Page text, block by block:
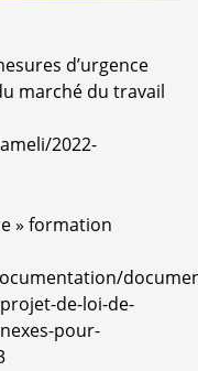
d’urgence
marché du travail
2022-
» formation
de-loi-de-
pour-